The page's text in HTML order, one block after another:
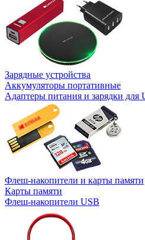
Зарядные устройства
Аккумуляторы портативные
Адаптеры питания и зарядки для
Флеш-накопители и карты памяти
Карты памяти
Флеш-накопители USB